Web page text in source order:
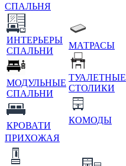
СПАЛЬНЯ
ИНТЕРЬЕРЫ
СПАЛЬНИ
МОДУЛЬНЫЕ
СПАЛЬНИ
КРОВАТИ
МАТРАСЫ
ТУАЛЕТНЫЕ
СТОЛИКИ
КОМОДЫ
ПРИХОЖАЯ